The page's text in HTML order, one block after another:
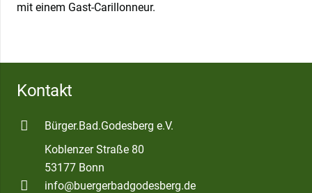
mit einem Gast-Carillonneur.
Kontakt
Bürger.Bad.Godesberg e.V.
Koblenzer Straße 80
53177 Bonn
info@buergerbadgodesberg.de